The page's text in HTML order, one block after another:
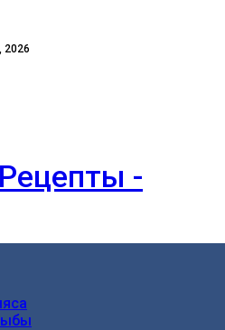
2026
Рецепты -